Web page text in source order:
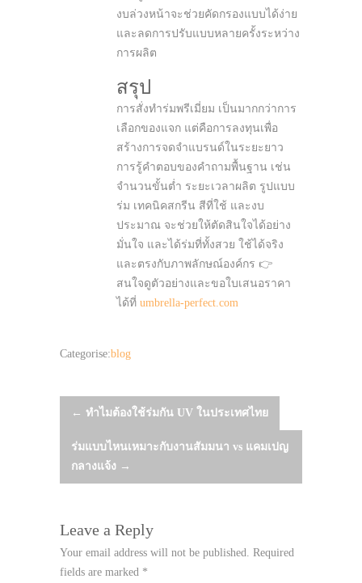
งบล่วงหน้าจะช่วยคัดกรองแบบได้ง่าย
และลดการปรับแบบหลายครั้งระหว่าง
การผลิต
สรุป
การสั่งทำร่มพรีเมี่ยม เป็นมากกว่าการ
เลือกของแจก แต่คือการลงทุนเพื่อ
สร้างการจดจำแบรนด์ในระยะยาว
การรู้คำตอบของคำถามพื้นฐาน เช่น
จำนวนขั้นต่ำ ระยะเวลาผลิต รูปแบบ
ร่ม เทคนิคสกรีน สีที่ใช้ และงบ
ประมาณ จะช่วยให้ตัดสินใจได้อย่าง
มั่นใจ และได้ร่มที่ทั้งสวย ใช้ได้จริง
และตรงกับภาพลักษณ์องค์กร 👉
สนใจดูตัวอย่างและขอใบเสนอราคา
ได้ที่ umbrella-perfect.com
Categorise:blog
Post
navigation
← ทำไมต้องใช้ร่มกัน UV ในประเทศไทย
ร่มแบบไหนเหมาะกับงานสัมมนา vs แคมเปญ
กลางแจ้ง →
Leave a Reply
Your email address will not be published. Required
fields are marked *